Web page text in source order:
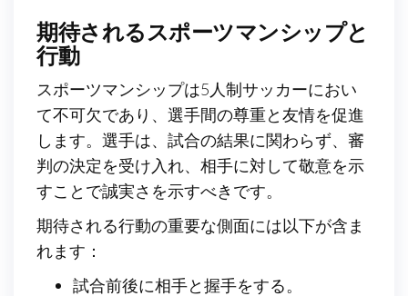
期待されるスポーツマンシップと
行動
スポーツマンシップは5人制サッカーにおい
て不可欠であり、選手間の尊重と友情を促進
します。選手は、試合の結果に関わらず、審
判の決定を受け入れ、相手に対して敬意を示
すことで誠実さを示すべきです。
期待される行動の重要な側面には以下が含ま
れます：
試合前後に相手と握手をする。